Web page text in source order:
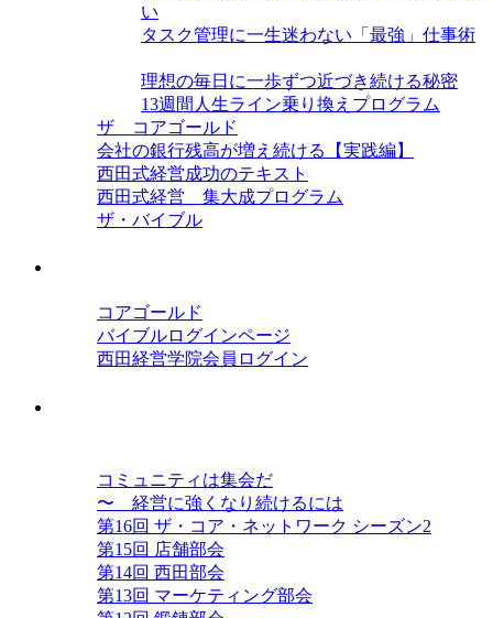
い
タスク管理に一生迷わない「最強」仕事術
理想の毎日に一歩ずつ近づき続ける秘密
13週間人生ライン乗り換えプログラム
ザ コアゴールド
会社の銀行残高が増え続ける【実践編】
西田式経営成功のテキスト
西田式経営 集大成プログラム
ザ・バイブル
コアゴールド
バイブルログインページ
西田経営学院会員ログイン
コミュニティは集会だ
〜 経営に強くなり続けるには
第16回 ザ・コア・ネットワーク シーズン2
第15回 店舗部会
第14回 西田部会
第13回 マーケティング部会